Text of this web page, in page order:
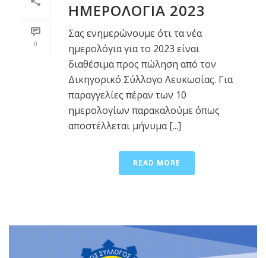
0
ΗΜΕΡΟΛΟΓΙΑ 2023
Σας ενημερώνουμε ότι τα νέα
ημερολόγια για το 2023 είναι
διαθέσιμα προς πώληση από τον
Δικηγορικό Σύλλογο Λευκωσίας. Για
παραγγελίες πέραν των 10
ημερολογίων παρακαλούμε όπως
αποστέλλεται μήνυμα [...]
READ MORE